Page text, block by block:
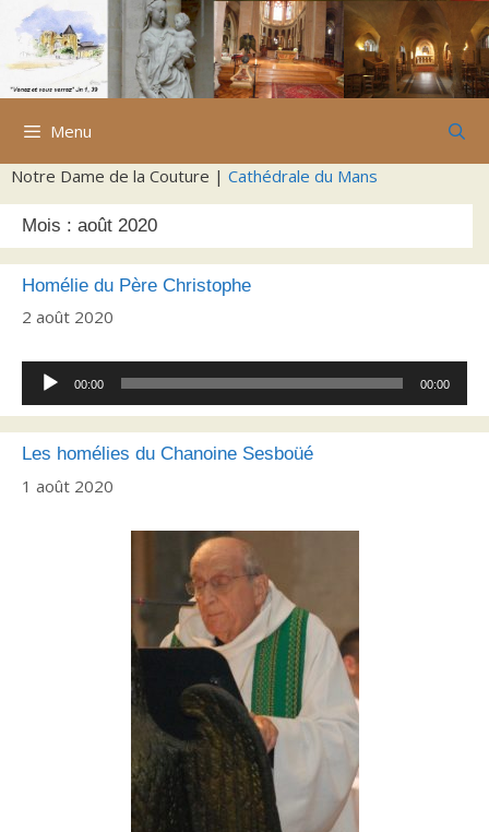
Aller
contenu
Menu
Notre Dame de la Couture | Cathédrale du Mans
Mois : août 2020
Homélie du Père Christophe
2 août 2020
Lecteur
audio
00:00 00:00
Les homélies du Chanoine Sesboüé
1 août 2020